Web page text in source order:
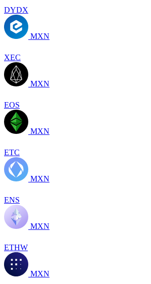
DYDX
MXN
XEC
MXN
EOS
MXN
ETC
MXN
ENS
MXN
ETHW
MXN